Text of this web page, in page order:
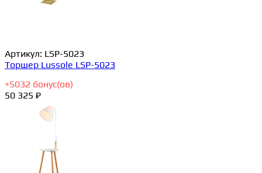
Артикул: LSP-5023
Торшер Lussole LSP-5023
+5032 бонус(ов)
50 325 ₽